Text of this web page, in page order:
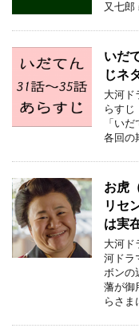
又七
いだ
じネ
大河ド
らすじ
「い
各回の
お虎
リセ
は実
大河ド
河ドラ
ボンの
藩が御
らさ